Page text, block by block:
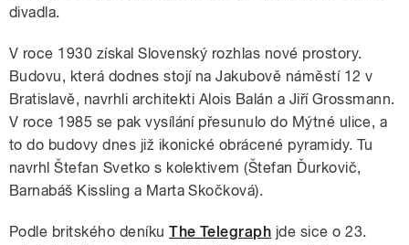
divadla.
V roce 1930 získal Slovenský rozhlas nové prostory.
Budovu, která dodnes stojí na Jakubově náměstí 12 v
Bratislavě, navrhli architekti Alois Balán a Jiří Grossmann.
V roce 1985 se pak vysílání přesunulo do Mýtné ulice, a
to do budovy dnes již ikonické obrácené pyramidy. Tu
navrhl Štefan Svetko s kolektivem (Štefan Ďurkovič,
Barnabáš Kissling a Marta Skočková).
Podle britského deníkuThe Telegraph jde sice o 23.